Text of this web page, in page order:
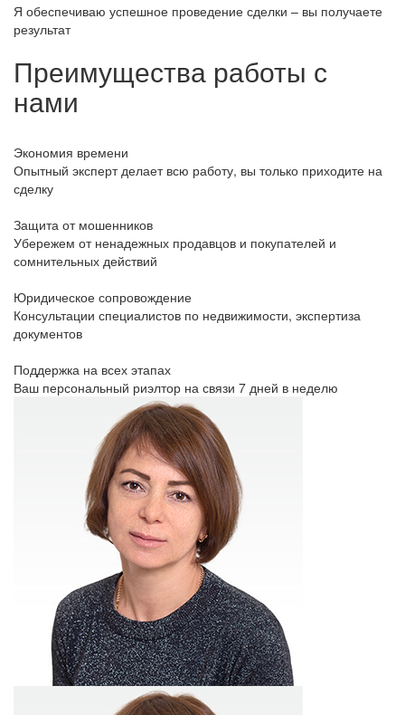
Я обеспечиваю успешное проведение сделки – вы получаете
результат
Преимущества работы с
нами
Экономия времени
Опытный эксперт делает всю работу, вы только приходите на
сделку
Защита от мошенников
Убережем от ненадежных продавцов и покупателей и
сомнительных действий
Юридическое сопровождение
Консультации специалистов по недвижимости, экспертиза
документов
Поддержка на всех этапах
Ваш персональный риэлтор на связи 7 дней в неделю